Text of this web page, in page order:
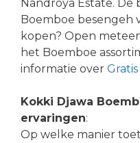
Nandroya Estate. De
Boemboe besengeh
kopen? Open
het Boemboe
informatie over
Kokki Djawa
ervaringen:
Op welke manier